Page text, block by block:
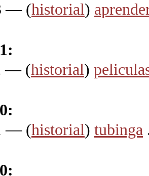
— (historial)
— (historial)
— (historial) tubinga